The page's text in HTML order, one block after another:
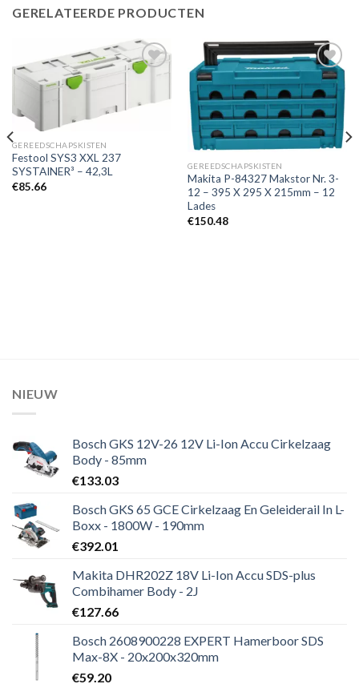
GERELATEERDE PRODUCTEN
Toevoegen
GEREEDSCHAPSKISTEN
Festool SYS3 XXL 237
SYSTAINER³ – 42,3L
€85.66
Toevoegen
aan
verlanglijst
GEREEDSCHAPSKISTEN
Makita P-84327 Makstor Nr. 3-
12 – 395 X 295 X 215mm – 12
Lades
€150.48
NIEUW
Bosch GKS 12V-26 12V Li-Ion Accu Cirkelzaag
Body - 85mm
€133.03
Bosch GKS 65 GCE Cirkelzaag En Geleiderail In L-
Boxx - 1800W - 190mm
€392.01
Makita DHR202Z 18V Li-Ion Accu SDS-plus
Combihamer Body - 2J
€127.66
Bosch 2608900228 EXPERT Hamerboor SDS
Max-8X - 20x200x320mm
€59.20